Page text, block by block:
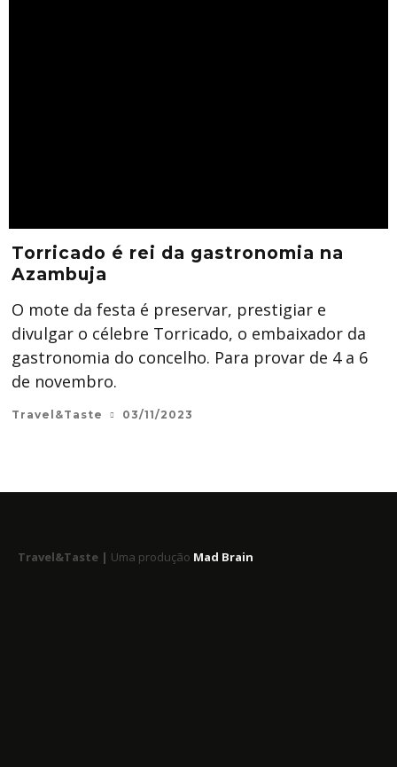
Torricado é rei da gastronomia na
Azambuja
O mote da festa é preservar, prestigiar e
divulgar o célebre Torricado, o embaixador da
gastronomia do concelho. Para provar de 4 a 6
de novembro.
Travel&Taste 03/11/2023
Travel&Taste | Uma produção Mad Brain